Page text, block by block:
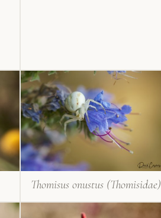
Thomisus onustus (Thomisidae)